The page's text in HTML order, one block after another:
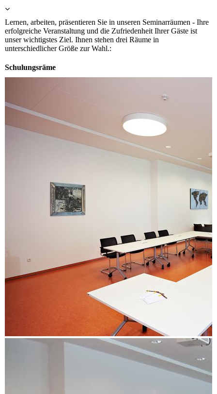
Lernen, arbeiten, präsentieren Sie in unseren Seminarräumen - Ihre
erfolgreiche Veranstaltung und die Zufriedenheit Ihrer Gäste ist
unser wichtigstes Ziel. Ihnen stehen drei Räume in
unterschiedlicher Größe zur Wahl.:
Schulungsräme